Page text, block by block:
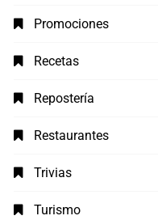
Promociones
Recetas
Repostería
Restaurantes
Trivias
Turismo